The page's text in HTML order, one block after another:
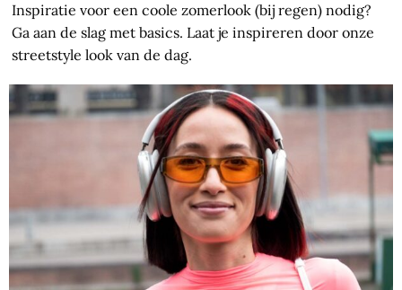
Inspiratie voor een coole zomerlook (bij regen) nodig?
Ga aan de slag met basics. Laat je inspireren door onze
streetstyle look van de dag.